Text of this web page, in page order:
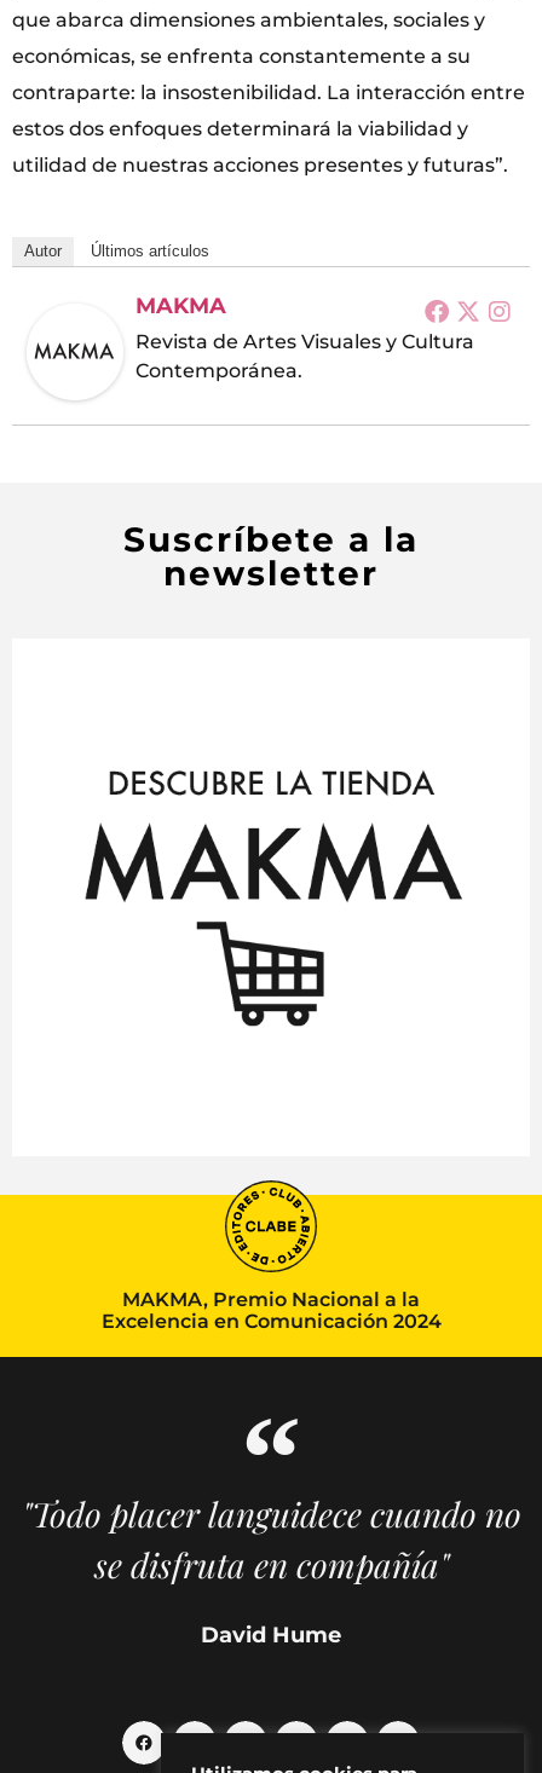
que abarca dimensiones ambientales, sociales y
económicas, se enfrenta constantemente a su
contraparte: la insostenibilidad. La interacción entre
estos dos enfoques determinará la viabilidad y
utilidad de nuestras acciones presentes y futuras”.
Autor Últimos artículos
MAKMA
Revista de Artes Visuales y Cultura
Contemporánea.
Suscríbete a la
newsletter
MAKMA, Premio Nacional a la
Excelencia en Comunicación 2024
"Todo placer languidece cuando no
se disfruta en compañía"
David Hume